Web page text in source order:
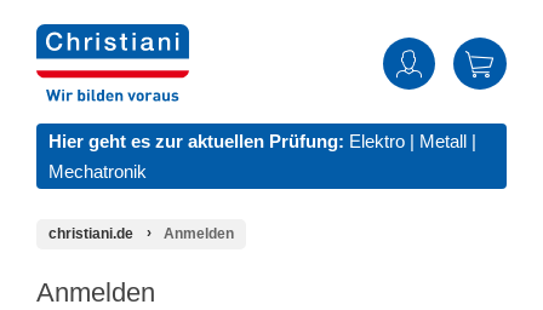
Hier geht es zur aktuellen Prüfung: Elektro | Metall |
Mechatronik
christiani.de Anmelden
Anmelden